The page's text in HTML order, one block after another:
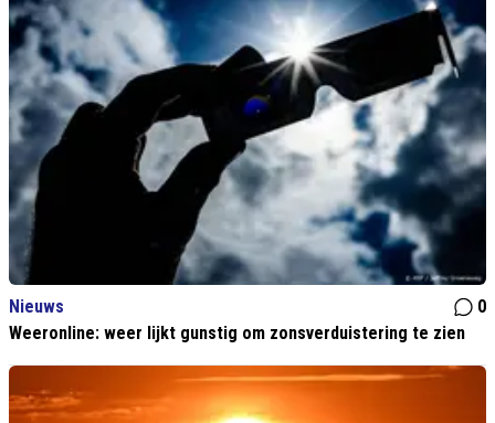
Nieuws
0
Weeronline: weer lijkt gunstig om zonsverduistering te zien